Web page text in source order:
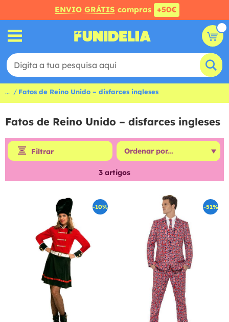
ENVIO GRÁTIS compras +50€
... Fatos de Reino Unido – disfarces ingleses
Fatos de Reino Unido – disfarces ingleses
Filtrar
3 artigos
-10% -51%